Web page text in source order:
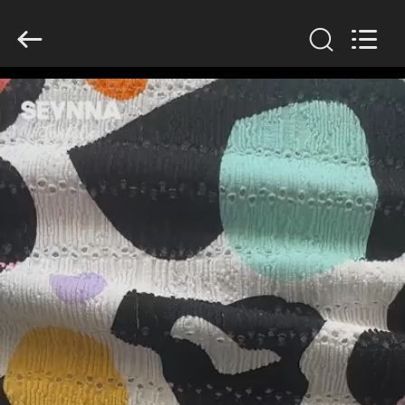
家
プ
ロ
ダ
ク
ト
VR
シ
supplier.
Copyright
2019
2026
SEVNNA
TEXTILE.
Rights
Reserved.